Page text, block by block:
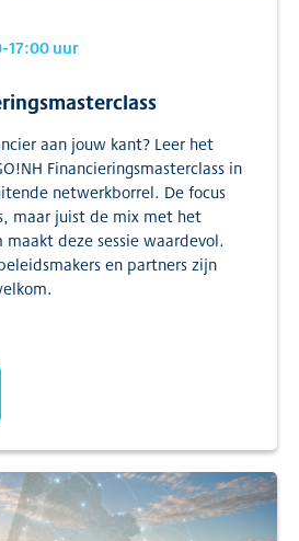
-17:00uur
aan jouw kant? Leer het
Financieringsmasterclass in
netwerkborrel. De focus
maar juist de mix met het
maakt deze sessie waardevol.
en partners zijn